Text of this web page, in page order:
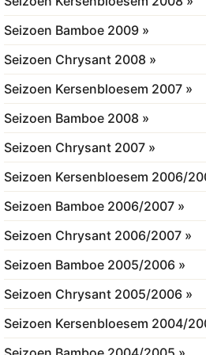
Seizoen Bamboe 2009 »
Seizoen Chrysant 2008 »
Seizoen Kersenbloesem 2007 »
Seizoen Bamboe 2008 »
Seizoen Chrysant 2007 »
Seizoen Kersenbloesem 2006/
Seizoen Bamboe 2006/2007 »
Seizoen Chrysant 2006/2007 »
Seizoen Bamboe 2005/2006 »
Seizoen Chrysant 2005/2006 »
Seizoen Kersenbloesem 2004/